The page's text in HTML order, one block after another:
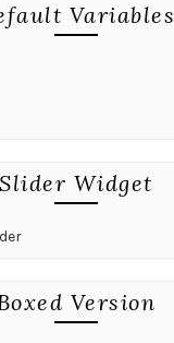
Variables
Slider Widget
Version